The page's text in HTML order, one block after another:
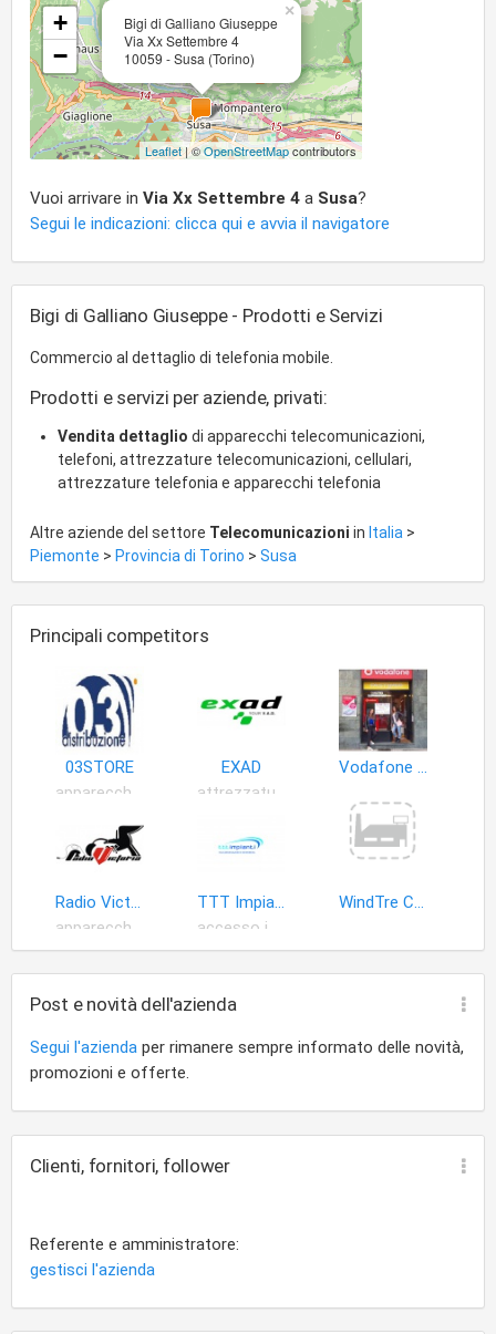
Bigi di Galliano Giuseppe
Via Xx Settembre 4
10059 - Susa (Torino)
×
+
−
Leaflet| ©OpenStreetMapcontributors
Vuoi arrivare in Via Xx Settembre 4 a Susa?
Segui le indicazioni: clicca qui e avvia il navigatore
Bigi di Galliano Giuseppe - Prodotti e Servizi
Commercio al dettaglio di telefonia mobile.
Prodotti e servizi per aziende, privati:
Vendita dettaglio di apparecchi telecomunicazioni,
telefoni, attrezzature telecomunicazioni, cellulari,
attrezzature telefonia e apparecchi telefonia
Altre aziende del settore Telecomunicazioni in Italia >
Piemonte > Provincia di Torino > Susa
Principali competitors
03STORE
EXAD
Vodafone Fastweb
Radio Victoria
TTT Impianti di Andrea Bardi
WindTre Ca.Ma.R. Servizi Srl
Post e novità dell'azienda
Segui l'azienda per rimanere sempre informato delle novità,
promozioni e offerte.
Clienti, fornitori, follower
Referente e amministratore:
gestisci l'azienda